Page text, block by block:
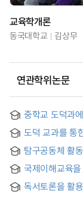
교육학개론
동국대학교 김상무
연관학위논문
중학교 도덕과
On
Education) in
도덕 교과를 통
Moral Class
탐구공동체 활
도덕과 내용
integrated
community
moral subject
국제이해교육
Study of a
purposes of
독서토론을 활